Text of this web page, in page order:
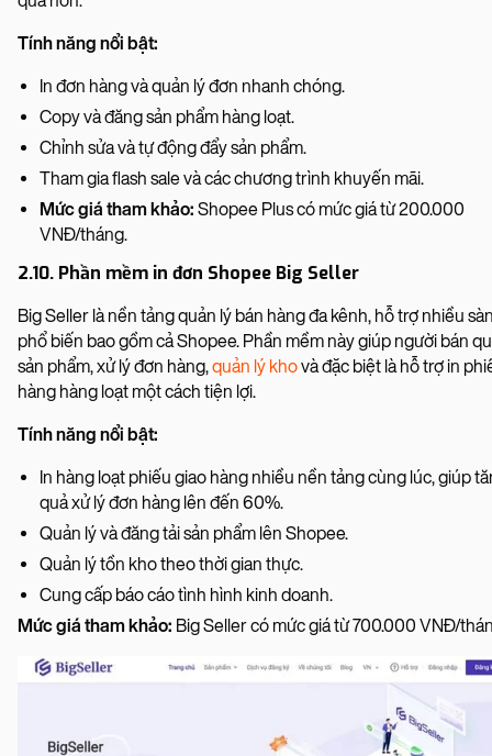
Tính năng nổi bật:
In đơn hàng và quản lý đơn nhanh chóng.
Copy và đăng sản phẩm hàng loạt.
Chỉnh sửa và tự động đẩy sản phẩm.
Tham gia flash sale và các chương trình khuyến mãi.
Mức giá tham khảo: Shopee Plus có mức giá từ 200.000
VNĐ/tháng.
2.10. Phần mềm in đơn Shopee Big Seller
Big Seller là nền tảng quản lý bán hàng đa kênh, hỗ trợ nhiều
phổ biến bao gồm cả Shopee. Phần mềm này giúp người bán
sản phẩm, xử lý đơn hàng,quản lý khovà đặc biệt là hỗ trợ in
hàng hàng loạt một cách tiện lợi.
Tính năng nổi bật:
In hàng loạt phiếu giao hàng nhiều nền tảng cùng lúc, giúp
quả xử lý đơn hàng lên đến 60%.
Quản lý và đăng tải sản phẩm lên Shopee.
Quản lý tồn kho theo thời gian thực.
Cung cấp báo cáo tình hình kinh doanh.
Mức giá tham khảo: Big Seller có mức giá từ 700.000 VNĐ/